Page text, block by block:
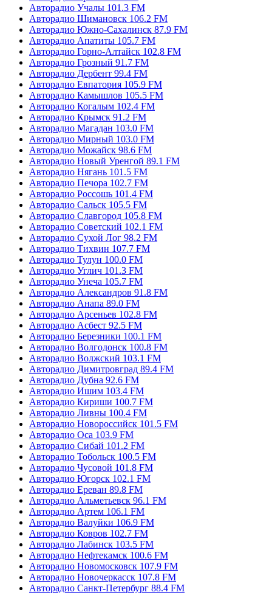
Авторадио Учалы 101.3 FM
Авторадио Шимановск 106.2 FM
Авторадио Южно-Сахалинск 87.9 FM
Авторадио Апатиты 105.7 FM
Авторадио Горно-Алтайск 102.8 FM
Авторадио Грозный 91.7 FM
Авторадио Дербент 99.4 FM
Авторадио Евпатория 105.9 FM
Авторадио Камышлов 105.5 FM
Авторадио Когалым 102.4 FM
Авторадио Крымск 91.2 FM
Авторадио Магадан 103.0 FM
Авторадио Мирный 103.0 FM
Авторадио Можайск 98.6 FM
Авторадио Новый Уренгой 89.1 FM
Авторадио Нягань 101.5 FM
Авторадио Печора 102.7 FM
Авторадио Россошь 101.4 FM
Авторадио Сальск 105.5 FM
Авторадио Славгород 105.8 FM
Авторадио Советский 102.1 FM
Авторадио Сухой Лог 98.2 FM
Авторадио Тихвин 107.7 FM
Авторадио Тулун 100.0 FM
Авторадио Углич 101.3 FM
Авторадио Унеча 105.7 FM
Авторадио Александров 91.8 FM
Авторадио Анапа 89.0 FM
Авторадио Арсеньев 102.8 FM
Авторадио Асбест 92.5 FM
Авторадио Березники 100.1 FM
Авторадио Волгодонск 100.8 FM
Авторадио Волжский 103.1 FM
Авторадио Димитровград 89.4 FM
Авторадио Дубна 92.6 FM
Авторадио Ишим 103.4 FM
Авторадио Кириши 100.7 FM
Авторадио Ливны 100.4 FM
Авторадио Новороссийск 101.5 FM
Авторадио Оса 103.9 FM
Авторадио Сибай 101.2 FM
Авторадио Тобольск 100.5 FM
Авторадио Чусовой 101.8 FM
Авторадио Югорск 102.1 FM
Авторадио Ереван 89.8 FM
Авторадио Альметьевск 96.1 FM
Авторадио Артем 106.1 FM
Авторадио Валуйки 106.9 FM
Авторадио Ковров 102.7 FM
Авторадио Лабинск 103.5 FM
Авторадио Нефтекамск 100.6 FM
Авторадио Новомосковск 107.9 FM
Авторадио Новочеркасск 107.8 FM
Авторадио Санкт-Петербург 88.4 FM